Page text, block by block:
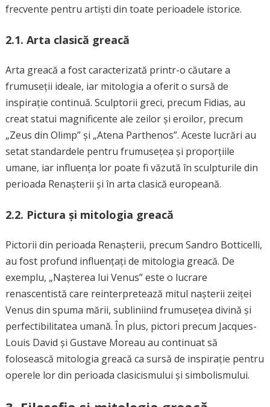
frecvente pentru artiști din toate perioadele istorice.
2.1. Arta clasică greacă
Arta greacă a fost caracterizată printr-o căutare a
frumuseții ideale, iar mitologia a oferit o sursă de
inspirație continuă. Sculptorii greci, precum Fidias, au
creat statui magnificente ale zeilor și eroilor, precum
„Zeus din Olimp” și „Atena Parthenos”. Aceste lucrări au
setat standardele pentru frumusețea și proporțiile
umane, iar influența lor poate fi văzută în sculpturile din
perioada Renașterii și în arta clasică europeană.
2.2. Pictura și mitologia greacă
Pictorii din perioada Renașterii, precum Sandro Botticelli,
au fost profund influențați de mitologia greacă. De
exemplu, „Nașterea lui Venus” este o lucrare
renascentistă care reinterpretează mitul nașterii zeiței
Venus din spuma mării, subliniind frumusețea divină și
perfectibilitatea umană. În plus, pictori precum Jacques-
Louis David și Gustave Moreau au continuat să
folosească mitologia greacă ca sursă de inspirație pentru
operele lor din perioada clasicismului și simbolismului.